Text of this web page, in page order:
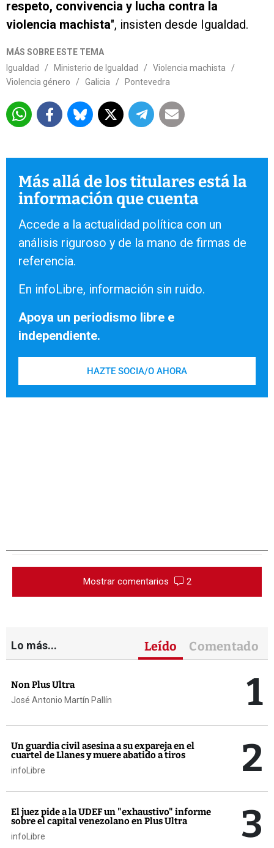
respeto, convivencia y lucha contra la
violencia machista", insisten desde Igualdad.
MÁS SOBRE ESTE TEMA
Igualdad
/ Ministerio de Igualdad / Violencia machista
/
Violencia género
/ Galicia / Pontevedra
Más allá de los titulares está la
información que cuenta
Accede a la actualidad política con un
análisis riguroso y de la mano de firmas de
referencia.
En infoLibre, información sin ruido.
Apoya un periodismo libre e
independiente.
HAZTE SOCIA/O AHORA
Mostrar comentarios 2
Lo más... Leído Comentado
Non Plus Ultra
José Antonio Martín Pallín 1
Un guardia civil asesina a su expareja en el
cuartel de Llanes y muere abatido a tiros
infoLibre 2
El juez pide a la UDEF un "exhaustivo" informe
sobre el capital venezolano en Plus Ultra
infoLibre 3